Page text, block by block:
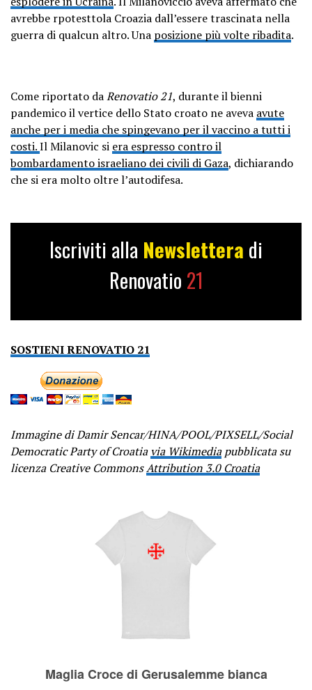
avrebbe rpotesttola Croazia dall’essere trascinata nella
guerra di qualcun altro. Una posizione più volte ribadita.
Come riportato daRenovatio 21, durante il bienni
pandemico il vertice dello Stato croato ne aveva avute
anche per i media che spingevano per il vaccino a tutti i
costi.Il Milanovic si era espresso contro il
bombardamento israeliano dei civili di Gaza, dichiarando
che si era molto oltre l’autodifesa.
Iscriviti alla Newslettera di
Renovatio 21
SOSTIENI RENOVATIO 21
Immagine di Damir Sencar/HINA/POOL/PIXSELL/Social
Democratic Party of Croatiavia Wikimediapubblicata su
licenza Creative CommonsAttribution 3.0 Croatia